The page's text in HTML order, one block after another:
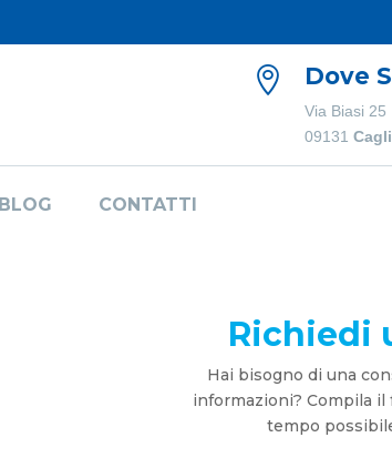
 Dove
Via Biasi 25
09131
BLOG CONTATTI
Richiedi
Hai bisogno di una
informazioni? Compila
tempo